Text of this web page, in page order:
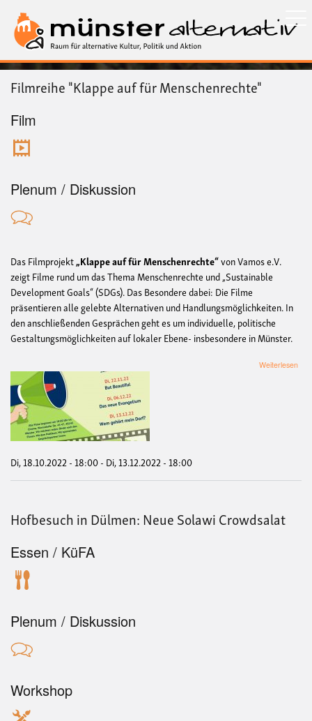
zum
Inhalt
Filmreihe "Klappe auf für Menschenrechte"
Film
Plenum / Diskussion
Das Filmprojekt„Klappe auf für Menschenrechte“von Vamos e.V.
zeigt Filme rund um das Thema Menschenrechte und „Sustainable
Development Goals“ (SDGs). Das Besondere dabei: Die Filme
präsentieren alle gelebte Alternativen und Handlungsmöglichkeiten. In
den anschließenden Gesprächen geht es um individuelle, politische
Gestaltungsmöglichkeiten auf lokaler Ebene- insbesondere in Münster.
Weiterlesen
Di, 18.10.2022 - 18:00- Di, 13.12.2022 - 18:00
Hofbesuch in Dülmen: Neue Solawi Crowdsalat
Essen / KüFA
Plenum / Diskussion
Workshop